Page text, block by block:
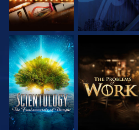
UDFORSK SERIEN UDFORSK SERIEN